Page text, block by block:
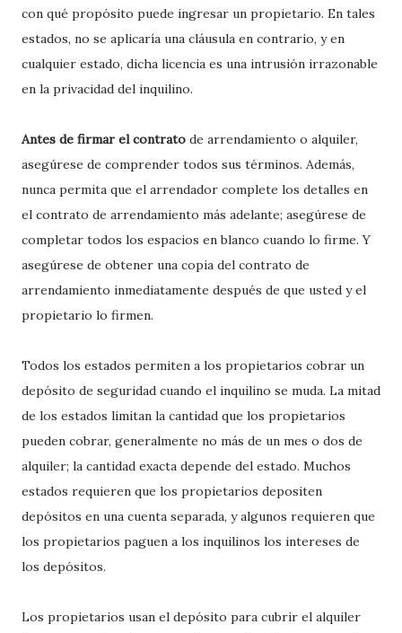
con qué propósito puede ingresar un propietario. En tales
estados, no se aplicaría una cláusula en contrario, y en
cualquier estado, dicha licencia es una intrusión irrazonable
en la privacidad del inquilino.
Antes de firmar el contrato de arrendamiento o alquiler,
asegúrese de comprender todos sus términos. Además,
nunca permita que el arrendador complete los detalles en
el contrato de arrendamiento más adelante; asegúrese de
completar todos los espacios en blanco cuando lo firme. Y
asegúrese de obtener una copia del contrato de
arrendamiento inmediatamente después de que usted y el
propietario lo firmen.
Todos los estados permiten a los propietarios cobrar un
depósito de seguridad cuando el inquilino se muda. La mitad
de los estados limitan la cantidad que los propietarios
pueden cobrar, generalmente no más de un mes o dos de
alquiler; la cantidad exacta depende del estado. Muchos
estados requieren que los propietarios depositen
depósitos en una cuenta separada, y algunos requieren que
los propietarios paguen a los inquilinos los intereses de
los depósitos.
Los propietarios usan el depósito para cubrir el alquiler